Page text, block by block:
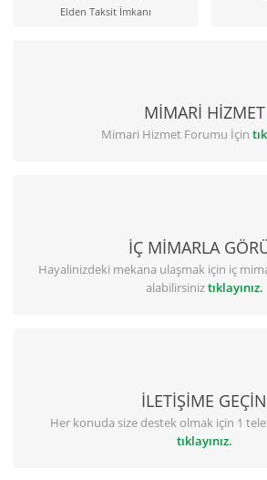
Elden Taksit İmkanı
MİMARİ HİZMET
Mimari Hizmet Forumu İçin
İÇ MİMARLA
Hayalinizdeki mekana ulaşmak için iç
alabilirsiniztıklayınız.
İLETİŞİME GEÇİN
Her konuda size destek olmak için 1
tıklayınız.